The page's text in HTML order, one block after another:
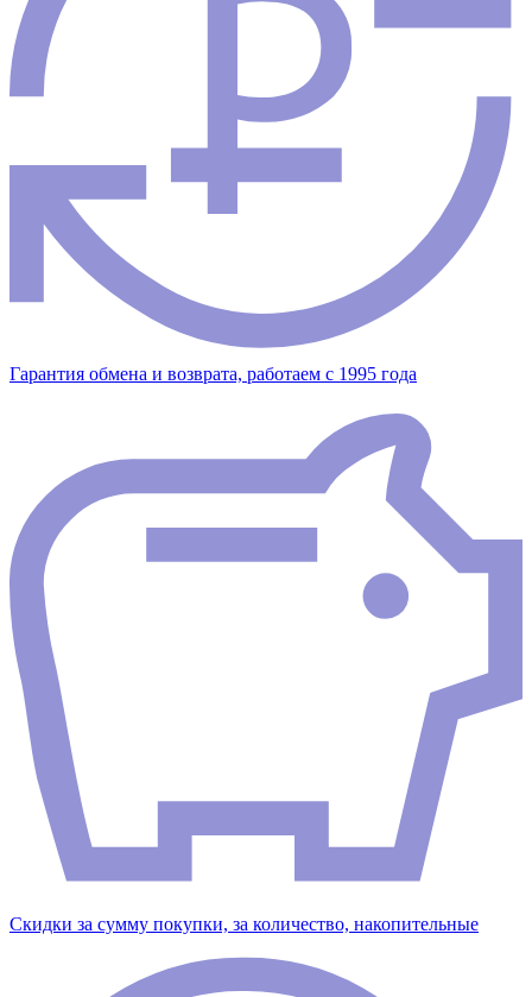
Гарантия обмена и возврата, работаем с 1995 года
Скидки за сумму покупки, за количество, накопительные